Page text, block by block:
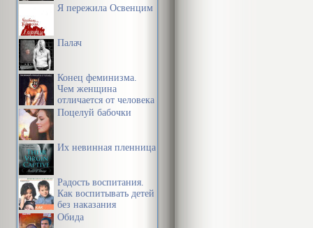
Я пережила Освенцим
Палач
Конец феминизма.
Чем женщина
отличается от человека
Поцелуй бабочки
Их невинная пленница
Радость воспитания.
Как воспитывать детей
без наказания
Обида